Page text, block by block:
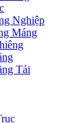
Nghiệp
Máng
Tải